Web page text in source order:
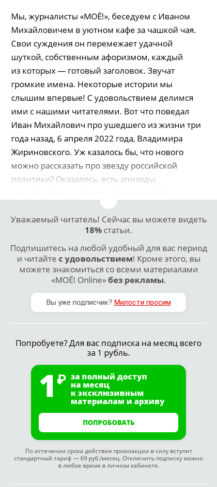
Мы, журналисты «МОЁ!», беседуем с Иваном
Михайловичем в уютном кафе за чашкой чая.
Свои суждения он перемежает удачной
шуткой, собственным афоризмом, каждый
из которых — готовый заголовок. Звучат
громкие имена. Некоторые истории мы
слышим впервые! С удовольствием делимся
ими с нашими читателями. Вот что поведал
Иван Михайлович про ушедшего из жизни три
года назад, 6 апреля 2022 года, Владимира
Жириновского. Уж казалось бы, что нового
можно рассказать про звезду российской
политики? Оказалось, есть эпизоды,
Уважаемый читатель! Сейчас вы можете видеть
18% статьи.
Подпишитесь на любой удобный для вас период
и читайте с удовольствием! Кроме этого, вы
можете знакомиться со всеми материалами
«МОЁ! Online»без рекламы.
Вы уже подписчик? Милости просим
Попробуете? Для вас подписка на месяц всего
за 1 рубль.
1 за полный доступ
на месяц
к эксклюзивным
материалам и архиву
ПОПРОБОВАТЬ
По истечении срока действия промоакции в силу вступит
стандартный тариф — 69 руб./месяц. Отключить подписку можно
в любое время в личном кабинете.